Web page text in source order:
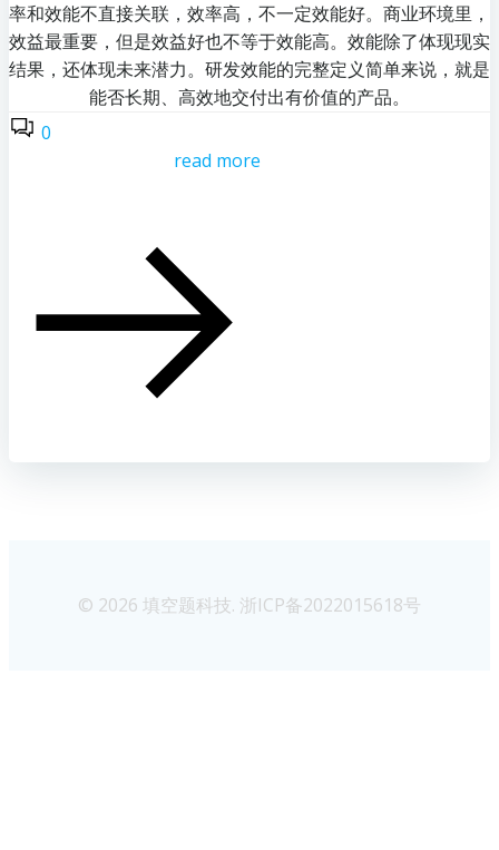
率和效能不直接关联，效率高，不一定效能好。商业环境里，
效益最重要，但是效益好也不等于效能高。效能除了体现现实
结果，还体现未来潜力。研发效能的完整定义简单来说，就是
能否长期、高效地交付出有价值的产品。
0
read more
© 2026 填空题科技. 浙ICP备2022015618号